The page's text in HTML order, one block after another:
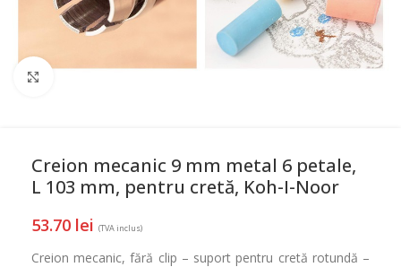
Creion mecanic 9 mm metal 6 petale,
L 103 mm, pentru cretă, Koh-I-Noor
53.70 lei (TVA inclus)
Creion mecanic, fără clip – suport pentru cretă rotundă –